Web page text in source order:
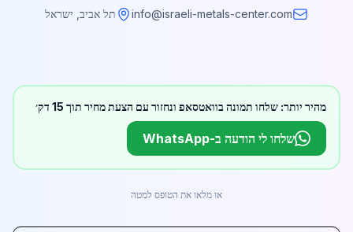
info@israeli-metals-center.com תל אביב, ישראל
מהיר יותר: שלחו תמונה בוואטסאפ ונחזור עם הצעת מחיר תוך 15 דק׳
שלחו לי הודעה ב-WhatsApp
או מלאו את הטופס למטה